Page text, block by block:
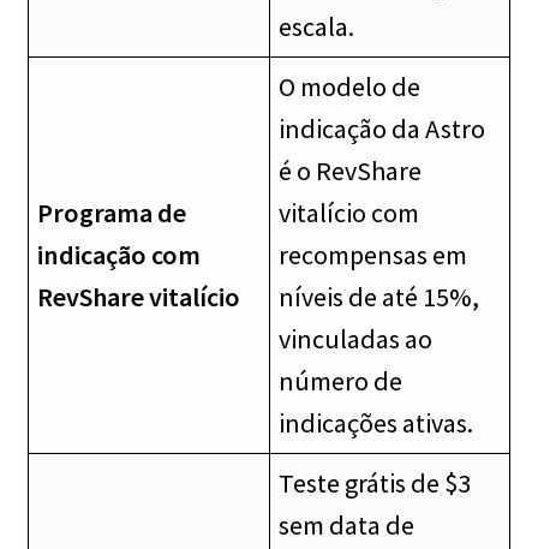
escala.
Programa de
indicação com
RevShare vitalício
O modelo de
indicação da Astro
é o RevShare
vitalício com
recompensas em
níveis de até 15%,
vinculadas ao
número de
indicações ativas.
Teste grátis de $3
sem data de